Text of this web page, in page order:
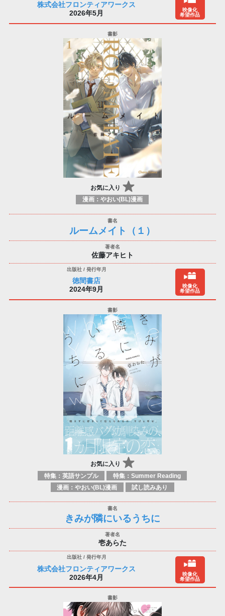
株式会社フロンティアワークス
2026年5月
映像化
希望作品
お気に入り
漫画：やおい(BL)漫画
ルームメイト（１）
佐藤アキヒト
徳間書店
2024年9月
映像化
希望作品
お気に入り
特集：英語サンプル
特集：Summer Reading
漫画：やおい(BL)漫画
試し読みあり
きみが隣にいるうちに
壱あらた
株式会社フロンティアワークス
2026年4月
映像化
希望作品